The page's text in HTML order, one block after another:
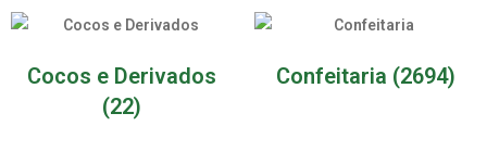
Cocos e Derivados
(22)
Confeitaria (2694)